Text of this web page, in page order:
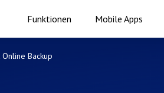
Funktionen Mobile Apps
Backup